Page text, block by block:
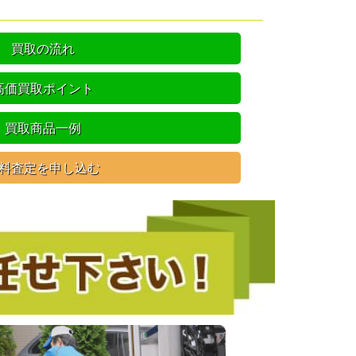
買取の流れ
価買取ポイント
買取商品一例
査定を申し込む